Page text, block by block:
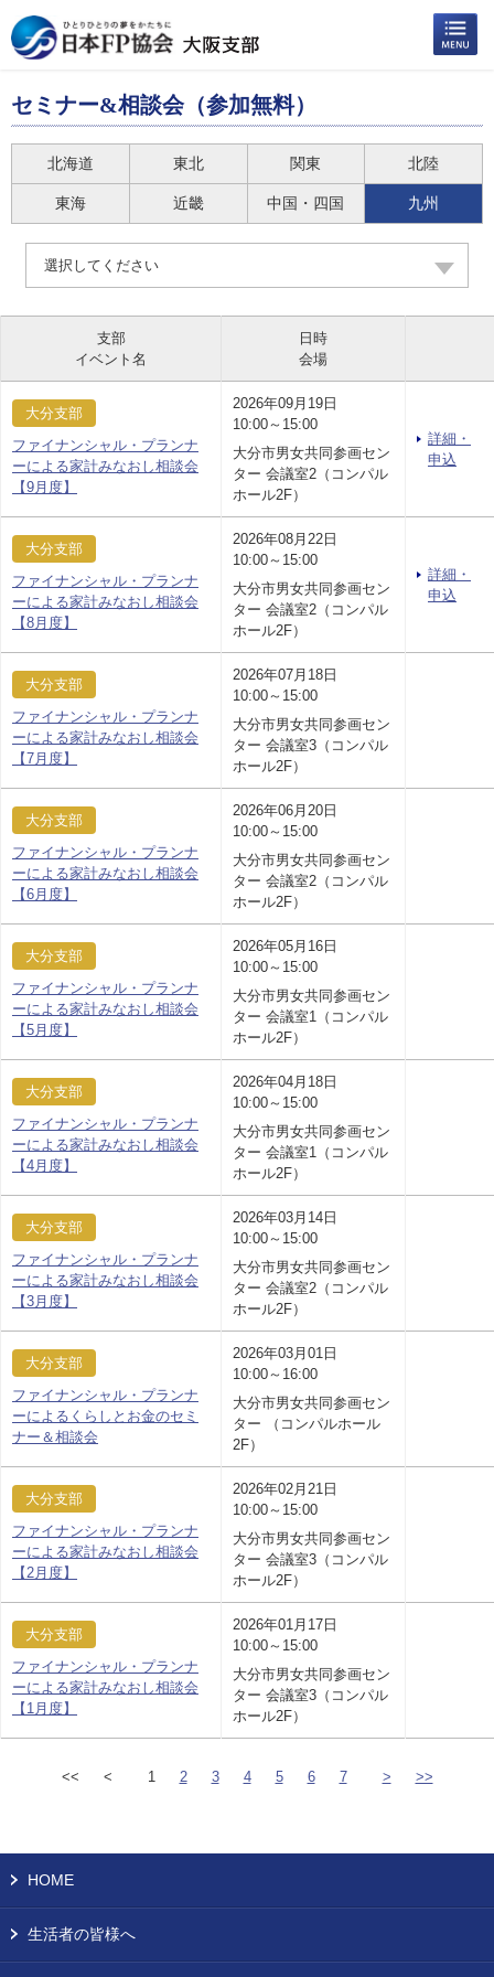
セミナー&相談会（参加無料）
北海道 東北 関東 北陸
東海 近畿 中国・四国 九州
選択してください
支部
イベント名
日時
会場
大分支部
ファイナンシャル・プランナ
ーによる家計みなおし相談会
【9月度】
2026年09月19日
10:00～15:00
大分市男女共同参画セン
ター 会議室2（コンパル
ホール2F）
詳細・
申込
大分支部
ファイナンシャル・プランナ
ーによる家計みなおし相談会
【8月度】
2026年08月22日
10:00～15:00
大分市男女共同参画セン
ター 会議室2（コンパル
ホール2F）
詳細・
申込
大分支部
ファイナンシャル・プランナ
ーによる家計みなおし相談会
【7月度】
2026年07月18日
10:00～15:00
大分市男女共同参画セン
ター 会議室3（コンパル
ホール2F）
大分支部
ファイナンシャル・プランナ
ーによる家計みなおし相談会
【6月度】
2026年06月20日
10:00～15:00
大分市男女共同参画セン
ター 会議室2（コンパル
ホール2F）
大分支部
ファイナンシャル・プランナ
ーによる家計みなおし相談会
【5月度】
2026年05月16日
10:00～15:00
大分市男女共同参画セン
ター 会議室1（コンパル
ホール2F）
大分支部
ファイナンシャル・プランナ
ーによる家計みなおし相談会
【4月度】
2026年04月18日
10:00～15:00
大分市男女共同参画セン
ター 会議室1（コンパル
ホール2F）
大分支部
ファイナンシャル・プランナ
ーによる家計みなおし相談会
【3月度】
2026年03月14日
10:00～15:00
大分市男女共同参画セン
ター 会議室2（コンパル
ホール2F）
大分支部
ファイナンシャル・プランナ
ーによるくらしとお金のセミ
ナー＆相談会
2026年03月01日
10:00～16:00
大分市男女共同参画セン
ター （コンパルホール
2F）
大分支部
ファイナンシャル・プランナ
ーによる家計みなおし相談会
【2月度】
2026年02月21日
10:00～15:00
大分市男女共同参画セン
ター 会議室3（コンパル
ホール2F）
大分支部
ファイナンシャル・プランナ
ーによる家計みなおし相談会
【1月度】
2026年01月17日
10:00～15:00
大分市男女共同参画セン
ター 会議室3（コンパル
ホール2F）
<< < 1 2 3 4 5 6 7 > >>
HOME
生活者の皆様へ